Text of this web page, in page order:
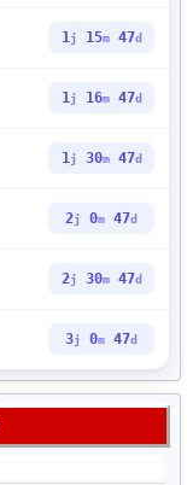
1j 15m46d
1j 16m46d
1j 30m46d
2j 0m 46d
2j 30m46d
3j 0m 46d